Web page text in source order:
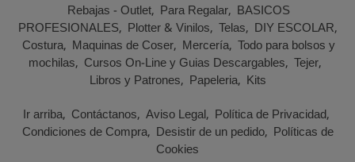
Rebajas - Outlet Para Regalar BASICOS
PROFESIONALES Plotter & Vinilos Telas DIY ESCOLAR
Costura Maquinas de Coser Mercería Todo para bolsos y
mochilas Cursos On-Line y Guias Descargables Tejer
Libros y Patrones Papeleria Kits
Ir arriba Contáctanos Aviso Legal Política de Privacidad
Condiciones de Compra Desistir de un pedido Políticas de
Cookies